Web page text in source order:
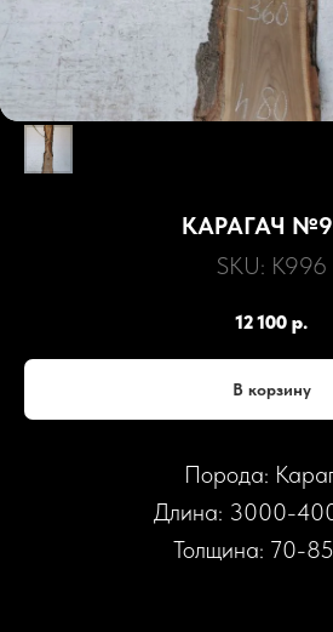
КАРАГАЧ
SKU: К996
12 100 р.
В корзину
Порода:
Длина: 3000-
Толщина: 70-